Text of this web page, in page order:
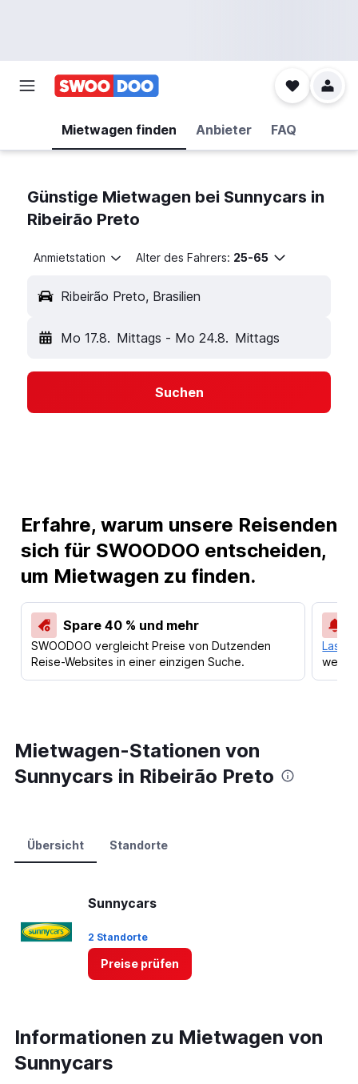
Mietwagen finden Anbieter FAQ
Günstige Mietwagen bei Sunnycars in
Ribeirão Preto
Anmietstation Alter des Fahrers: 25-65
Ribeirão Preto, Brasilien
Mo 17.8. Mittags - Mo 24.8. Mittags
Suchen
Erfahre, warum unsere Reisenden
sich für SWOODOO entscheiden,
um Mietwagen zu finden.
Spare 40 % und mehr
SWOODOO vergleicht Preise von Dutzenden
Reise-Websites in einer einzigen Suche.
Lass
Mietwagen-Stationen von
Sunnycars in Ribeirão Preto
Übersicht Standorte
Sunnycars
2 Standorte
Preise prüfen
Informationen zu Mietwagen von
Sunnycars